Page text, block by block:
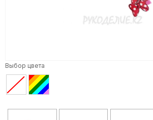
Выбор цвета